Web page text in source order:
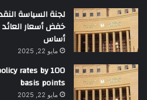
لجنة السياسة
أساس
مايو 22, 2025
rates by 100
basis points
مايو 22, 2025